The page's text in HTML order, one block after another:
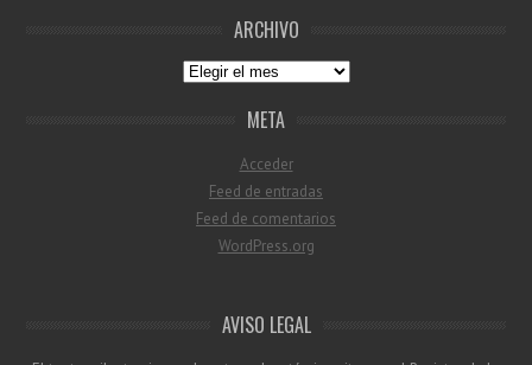
ARCHIVO
Archivo
META
Acceder
Feed de entradas
Feed de comentarios
WordPress.org
AVISO LEGAL